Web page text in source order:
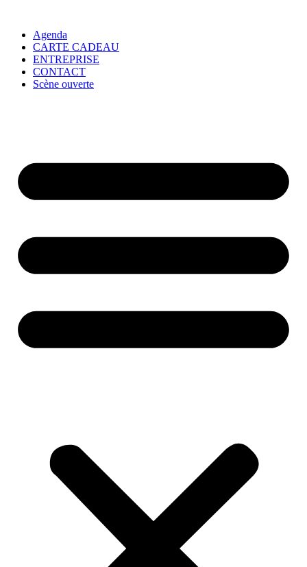
Agenda
CARTE CADEAU
ENTREPRISE
CONTACT
Scène ouverte